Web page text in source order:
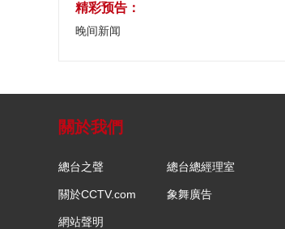
精彩预告：
晚间新闻
關於我們
總台之聲 總台總經理室
關於CCTV.com 象舞廣告
網站聲明